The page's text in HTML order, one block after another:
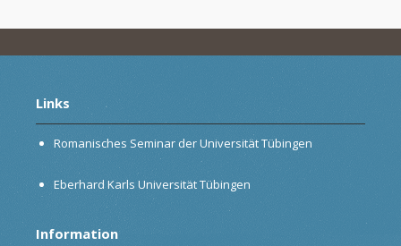
Links
Romanisches Seminar der Universität Tübingen
Eberhard Karls Universität Tübingen
Information